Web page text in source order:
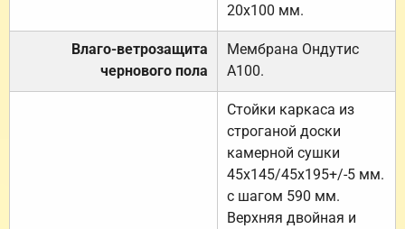
20х100 мм.
Влаго-ветрозащита
чернового пола
Мембрана Ондутис
А100.
Стойки каркаса из
строганой доски
камерной сушки
45х145/45х195+/-5 мм.
с шагом 590 мм.
Верхняя двойная и